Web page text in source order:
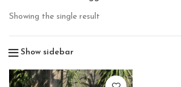
Showing the single result
Show sidebar